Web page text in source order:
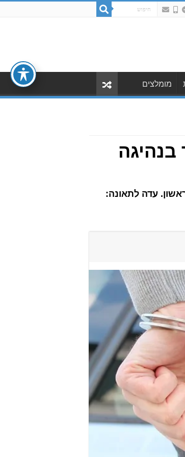
מומלצים
בעבר בנהיגה
עד יום ראשון. עדה לתאונה: